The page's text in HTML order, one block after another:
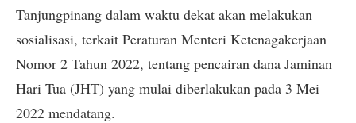
Tanjungpinang dalam waktu dekat akan melakukan
sosialisasi, terkait Peraturan Menteri Ketenagakerjaan
Nomor 2 Tahun 2022, tentang pencairan dana Jaminan
Hari Tua (JHT) yang mulai diberlakukan pada 3 Mei
2022 mendatang.